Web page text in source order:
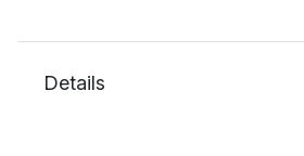
Details